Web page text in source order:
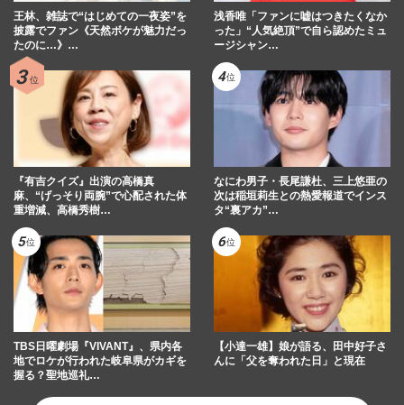
王林、雑誌で“はじめての一夜姿”を
披露でファン《天然ボケが魅力だっ
たのに…》…
浅香唯「ファンに嘘はつきたくなか
った」“人気絶頂”で自ら認めたミュ
ージシャン…
『有吉クイズ』出演の高橋真
麻、“げっそり両腕”で心配された体
重増減、高橋秀樹…
なにわ男子・長尾謙杜、三上悠亜の
次は稲垣莉生との熱愛報道でインス
タ“裏アカ”…
TBS日曜劇場『VIVANT』、県内各
地でロケが行われた岐阜県がカギを
握る？聖地巡礼…
【小達一雄】娘が語る、田中好子さ
んに「父を奪われた日」と現在